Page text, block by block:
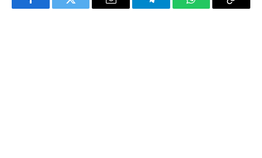
FacebookTwitter Email TelegramWhatsAppCopy